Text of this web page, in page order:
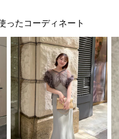
ったコーディネート